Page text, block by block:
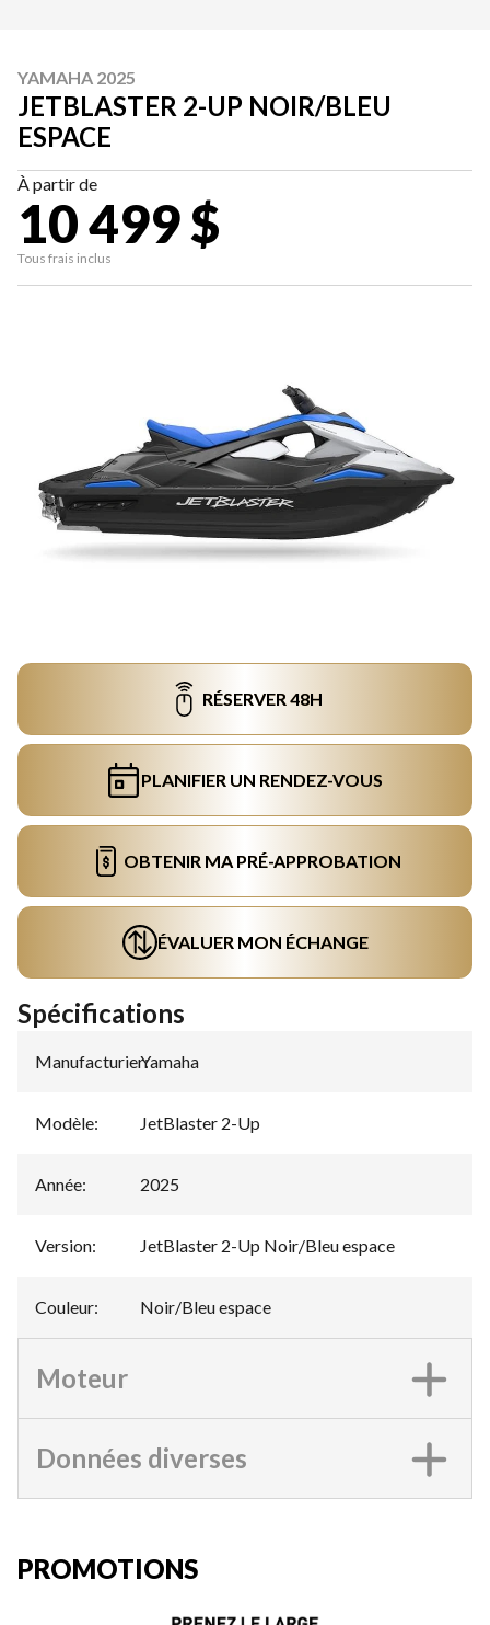
YAMAHA 2025
JETBLASTER 2-UP NOIR/BLEU
ESPACE
À partir de
10 499 $
Tous frais inclus
RÉSERVER 48H
PLANIFIER UN RENDEZ-VOUS
OBTENIR MA PRÉ-APPROBATION
ÉVALUER MON ÉCHANGE
Spécifications
Manufacturier:
Yamaha
Modèle: JetBlaster 2-Up
Année: 2025
Version: JetBlaster 2-Up Noir/Bleu espace
Couleur: Noir/Bleu espace
Moteur
Données diverses
PROMOTIONS